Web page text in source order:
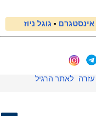
אינסטגרם • גוגל ניוז
עזרה
לאתר הרגיל